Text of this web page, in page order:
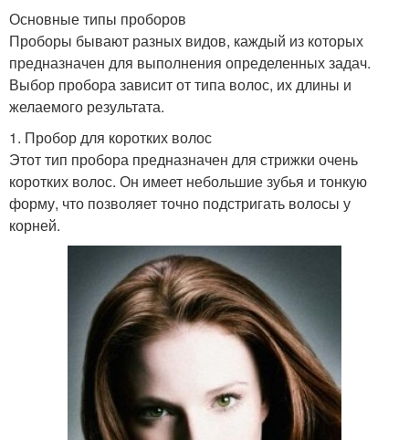
Основные типы проборов
Проборы бывают разных видов, каждый из которых
предназначен для выполнения определенных задач.
Выбор пробора зависит от типа волос, их длины и
желаемого результата.
1. Пробор для коротких волос
Этот тип пробора предназначен для стрижки очень
коротких волос. Он имеет небольшие зубья и тонкую
форму, что позволяет точно подстригать волосы у
корней.